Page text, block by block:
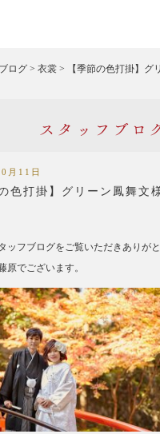
ログ > 衣裳 >
【季節の色打掛】グ
月11日
色打掛】グリーン鳳舞文
ッフブログをご覧いただきありがと
原でございます。